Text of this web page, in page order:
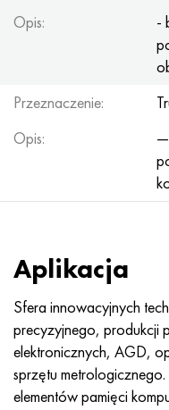
Opis:
-
Przeznaczenie:
Opis:
—
Aplikacja
Sfera innowacyjnych
precyzyjnego, produkcji
elektronicznych, AGD,
sprzętu
elementów pamięci